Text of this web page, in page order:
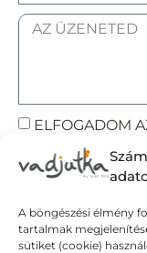
A böngészési élmény
tartalmak
sütiket (cookie)
ELFOGADOM